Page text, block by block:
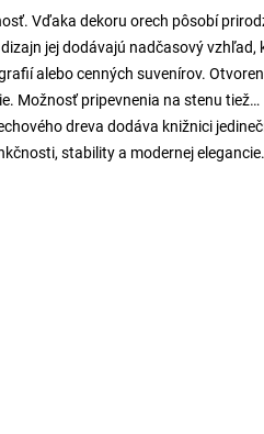
Vďaka dekoru orech pôsobí
jej dodávajú nadčasový vzhľad,
alebo cenných suvenírov.
Možnosť pripevnenia na stenu tiež
dreva dodáva knižnici
stability a modernej elegancie.